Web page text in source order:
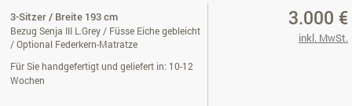
3-Sitzer / Breite 193 cm
Bezug Senja III L.Grey / Füsse Eiche gebleicht
/ Optional Federkern-Matratze
Für Sie handgefertigt und geliefert in: 10-12
Wochen
3.000 €
inkl. MwSt.